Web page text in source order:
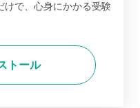
けで、心身にかかる受験
トール